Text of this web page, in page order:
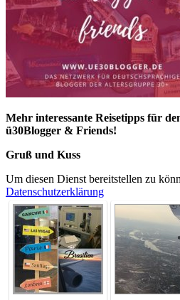
Mehr interessante Reisetipps für
ü30Blogger & Friends!
Gruß und Kuss
Um diesen Dienst bereitstellen zu
Datenschutzerklärung